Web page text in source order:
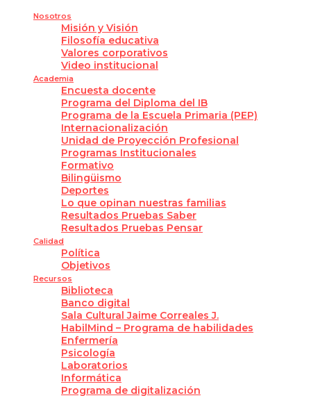
Nosotros
Misión y Visión
Filosofía educativa
Valores corporativos
Video institucional
Academia
Encuesta docente
Programa del Diploma del IB
Programa de la Escuela Primaria (PEP)
Internacionalización
Unidad de Proyección Profesional
Programas Institucionales
Formativo
Bilingüismo
Deportes
Lo que opinan nuestras familias
Resultados Pruebas Saber
Resultados Pruebas Pensar
Calidad
Política
Objetivos
Recursos
Biblioteca
Banco digital
Sala Cultural Jaime Correales J.
HabilMind – Programa de habilidades
Enfermería
Psicología
Laboratorios
Informática
Programa de digitalización